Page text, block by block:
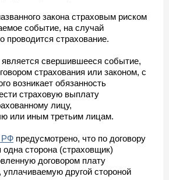
закона страховым риском
событие, на случай
проводится страхование.
свершившееся событие,
страхования или законом, с
возникает обязанность
страховую выплату
лицу,
или иным третьим лицам.
РФ предусмотрено, что по договору
одна сторона (страховщик)
договором плату
другой стороной